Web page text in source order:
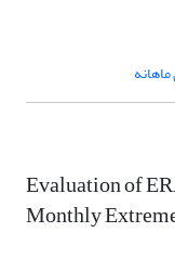
Evaluation of
Monthly